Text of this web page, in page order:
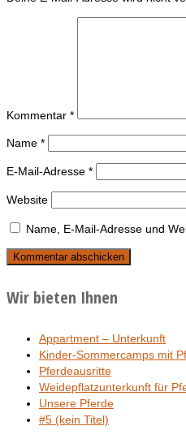
Kommentar *
Name *
E-Mail-Adresse *
Website
Name, E-Mail-Adresse und
Wir bieten Ihnen
Appartment – Unterkunft
Kinder-Sommercamps mit
Pferdeausritte
Weidepflatzunterkunft für
Unsere Pferde
#5 (kein Titel)